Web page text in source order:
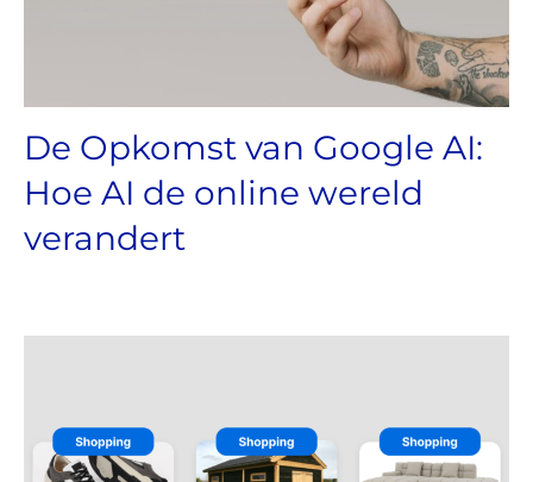
De Opkomst van Google AI:
Hoe AI de online wereld
verandert